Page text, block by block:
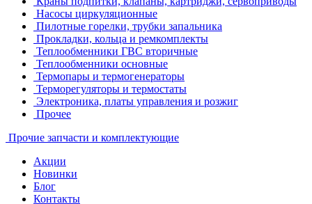
Насосы циркуляционные
Пилотные горелки, трубки запальника
Прокладки, кольца и ремкомплекты
Теплообменники ГВС вторичные
Теплообменники основные
Термопары и термогенераторы
Терморегуляторы и термостаты
Электроника, платы управления и розжиг
Прочее
Прочие запчасти и комплектующие
Акции
Новинки
Блог
Контакты